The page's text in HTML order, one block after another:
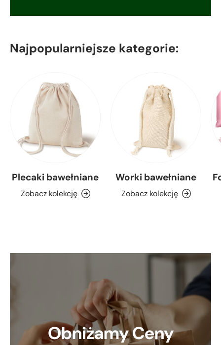
Najpopularniejsze kategorie:
Plecaki bawełniane
Zobacz kolekcję
Worki bawełniane
Zobacz kolekcję
Obniżamy Ceny